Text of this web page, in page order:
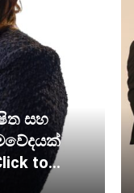
සහ
to...